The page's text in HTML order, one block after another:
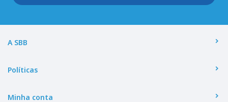
A SBB
Políticas
Minha conta